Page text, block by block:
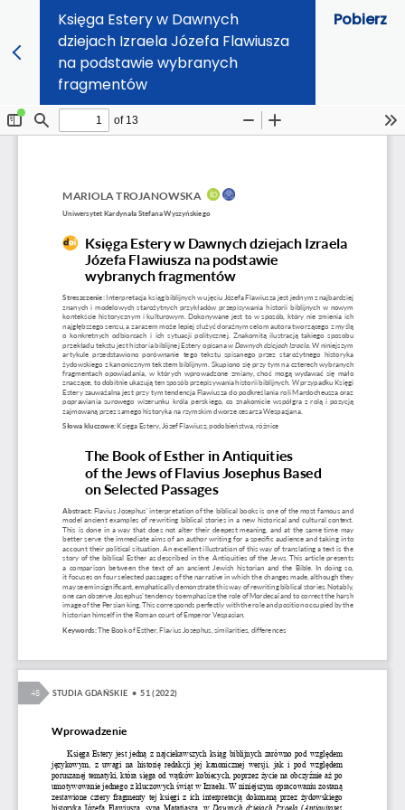
Księga Estery w Dawnych
dziejach Izraela Józefa Flawiusza
na podstawie wybranych
fragmentów
Pobierz